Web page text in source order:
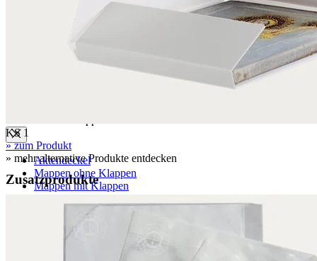
Hülsen aus Museumskarton
Deckel für Hülsen aus Wellpappe
Deckel für Hülsen aus PE Kunststoff
Aktendeckel
Mappen ohne Klappen
Mappen mit Klappen
Mappen mit Mechanik
Graphikbetten
KS 1
» zum Produkt
» mehr alternative Produkte entdecken
Zusatzprodukte